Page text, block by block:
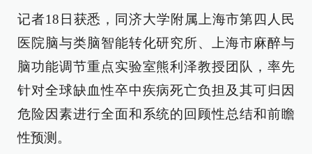
记者18日获悉，同济大学附属上海市第四人民
医院脑与类脑智能转化研究所、上海市麻醉与
脑功能调节重点实验室熊利泽教授团队，率先
针对全球缺血性卒中疾病死亡负担及其可归因
危险因素进行全面和系统的回顾性总结和前瞻
性预测。